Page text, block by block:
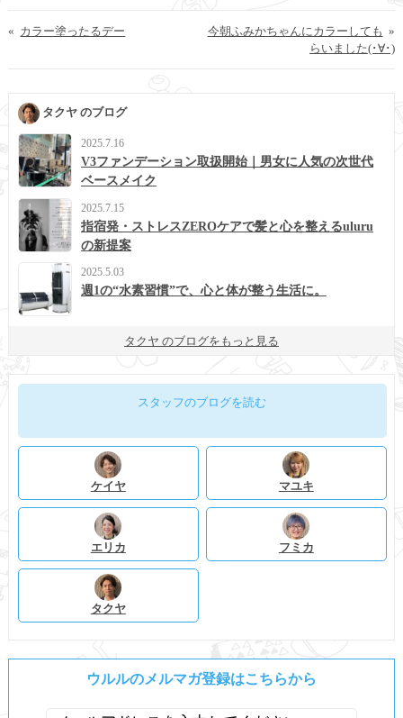
« カラー塗ったるデー »
今朝ふみかちゃんにカラーしても
らいました(･∀･)
タクヤ のブログ
2025.7.16
V3ファンデーション取扱開始｜男女に人気の次世代
ベースメイク
2025.7.15
指宿発・ストレスZEROケアで髪と心を整えるuluru
の新提案
2025.5.03
週1の“水素習慣”で、心と体が整う生活に。
タクヤ のブログをもっと見る
スタッフのブログを読む
ケイヤ マユキ
エリカ フミカ
タクヤ
ウルルのメルマガ登録はこちらから